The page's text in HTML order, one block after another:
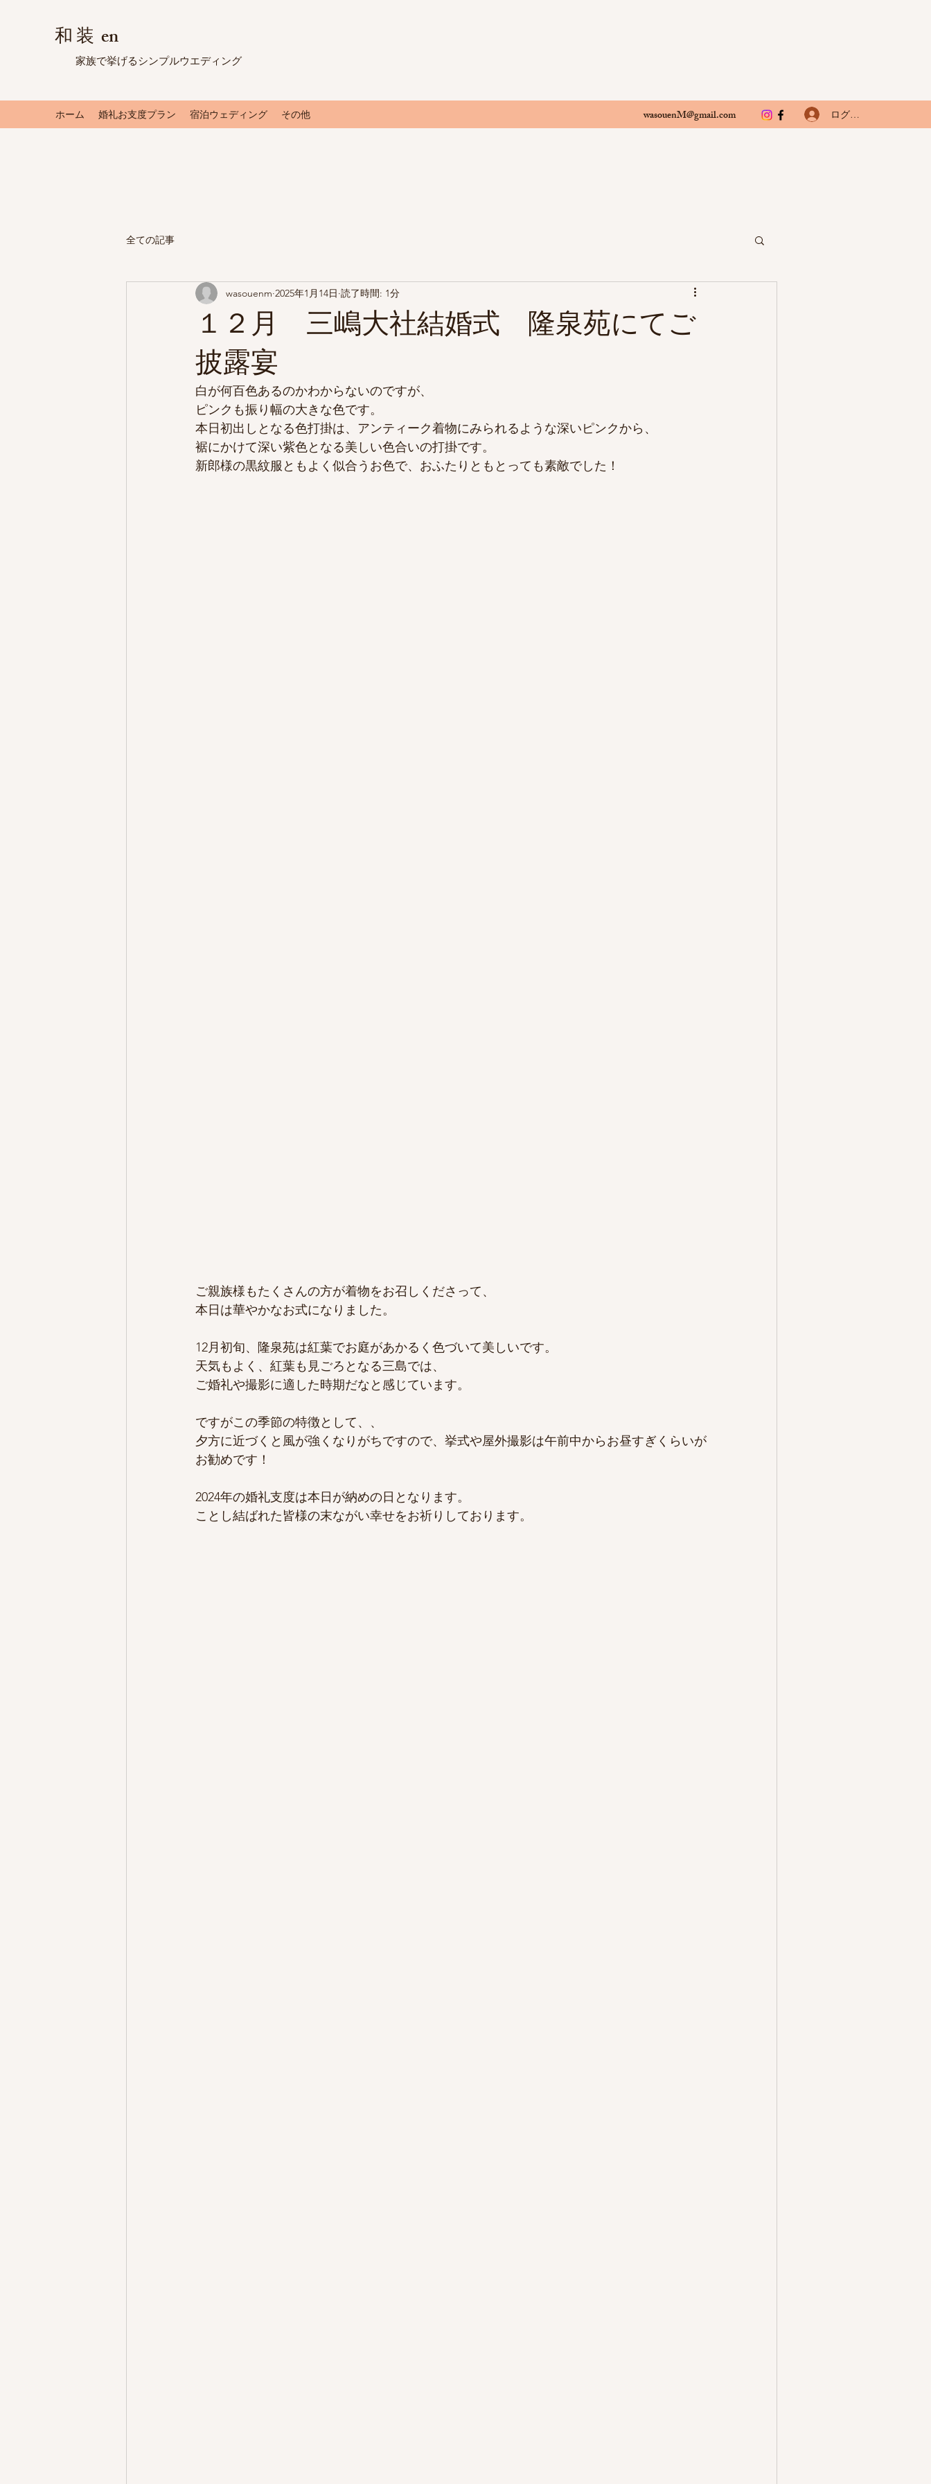
和 装 en
​ 家族で挙げるシンプルウエディング
ホーム 婚礼お支度プラン 宿泊ウェディング その他 wasouenM@gmail.com ログイン
全ての記事
１２月 三嶋大社結婚式 隆泉苑にてご
披露宴
wasouenm 2025年1月14日 読了時間: 1分
白が何百色あるのかわからないのですが、
ピンクも振り幅の大きな色です。
本日初出しとなる色打掛は、アンティーク着物にみられるような深いピンクから、
裾にかけて深い紫色となる美しい色合いの打掛です。
新郎様の黒紋服ともよく似合うお色で、おふたりともとっても素敵でした！
ご親族様もたくさんの方が着物をお召しくださって、
本日は華やかなお式になりました。
12月初旬、隆泉苑は紅葉でお庭があかるく色づいて美しいです。
天気もよく、紅葉も見ごろとなる三島では、
ご婚礼や撮影に適した時期だなと感じています。
ですがこの季節の特徴として、、
夕方に近づくと風が強くなりがちですので、挙式や屋外撮影は午前中からお昼すぎくらいが
お勧めです！
2024年の婚礼支度は本日が納めの日となります。
ことし結ばれた皆様の末ながい幸せをお祈りしております。